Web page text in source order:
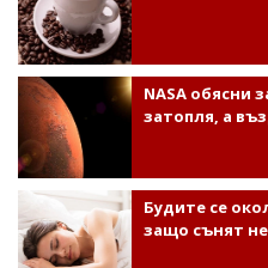
NASA обясни
затопля, а
Будите се
защо сънят